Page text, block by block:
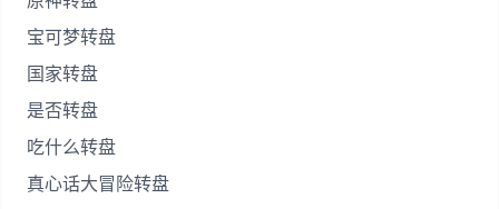
宝可梦转盘
国家转盘
是否转盘
吃什么转盘
真心话大冒险转盘